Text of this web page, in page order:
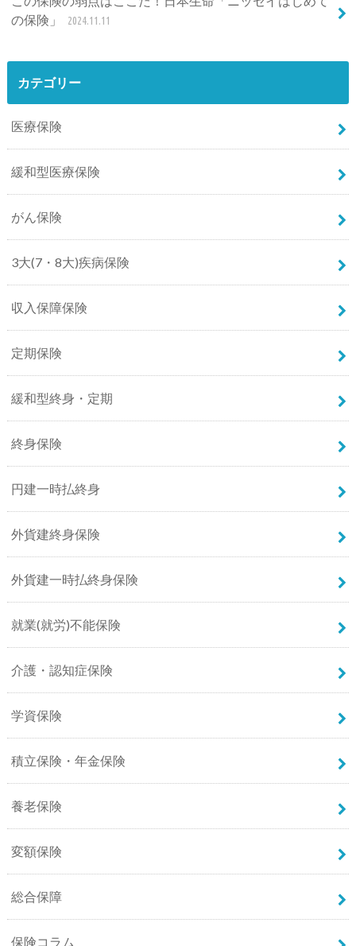
の保険」
2024.11.11
カテゴリー
医療保険
緩和型医療保険
がん保険
3大(7・8大)疾病保険
収入保障保険
定期保険
緩和型終身・定期
終身保険
円建一時払終身
外貨建終身保険
外貨建一時払終身保険
就業(就労)不能保険
介護・認知症保険
学資保険
積立保険・年金保険
養老保険
変額保険
総合保障
保険コラム